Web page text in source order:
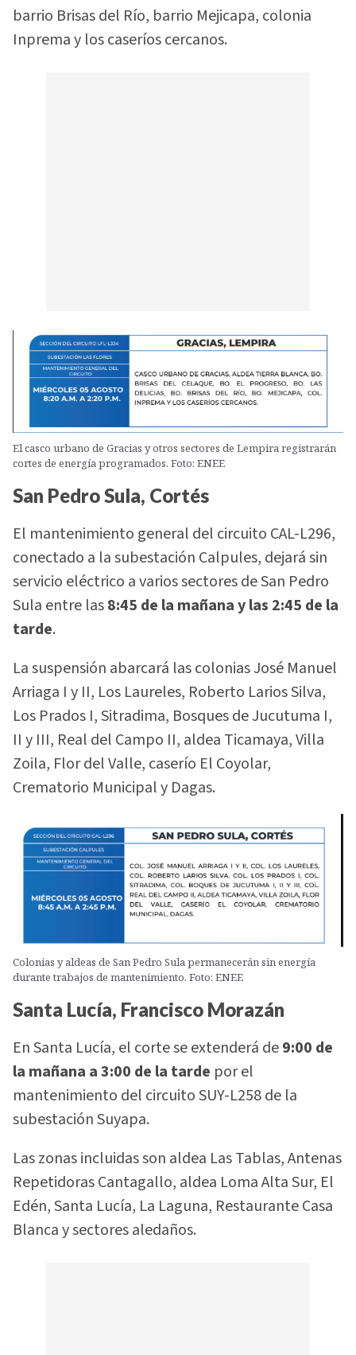
barrio Brisas del Río, barrio Mejicapa, colonia
Inprema y los caseríos cercanos.
El casco urbano de Gracias y otros sectores de Lempira registrarán
cortes de energía programados. Foto: ENEE
San Pedro Sula, Cortés
El mantenimiento general del circuito CAL-L296,
conectado a la subestación Calpules, dejará sin
servicio eléctrico a varios sectores de San Pedro
Sula entre las8:45 de la mañana y las 2:45 de la
tarde.
La suspensión abarcará las colonias José Manuel
Arriaga I y II, Los Laureles, Roberto Larios Silva,
Los Prados I, Sitradima, Bosques de Jucutuma I,
II y III, Real del Campo II, aldea Ticamaya, Villa
Zoila, Flor del Valle, caserío El Coyolar,
Crematorio Municipal y Dagas.
Colonias y aldeas de San Pedro Sula permanecerán sin energía
durante trabajos de mantenimiento. Foto: ENEE
Santa Lucía, Francisco Morazán
En Santa Lucía, el corte se extenderá de9:00 de
la mañana a 3:00 de la tarde por el
mantenimiento del circuito SUY-L258 de la
subestación Suyapa.
Las zonas incluidas son aldea Las Tablas, Antenas
Repetidoras Cantagallo, aldea Loma Alta Sur, El
Edén, Santa Lucía, La Laguna, Restaurante Casa
Blanca y sectores aledaños.